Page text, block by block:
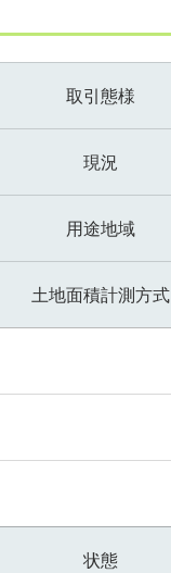
取引態様
現況
用途地域
土地面積計測方式
状態